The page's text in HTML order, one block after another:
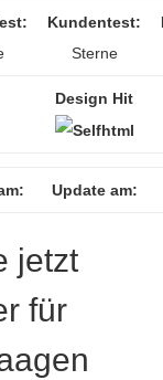
Kundentest:
Sterne
Design Hit
Update am:
jetzt
für